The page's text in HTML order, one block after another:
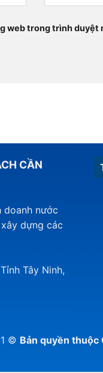
web trong trình duyệt
CẦN
doanh nước
dựng các
Tây Ninh,
© Bản quyền thuộc